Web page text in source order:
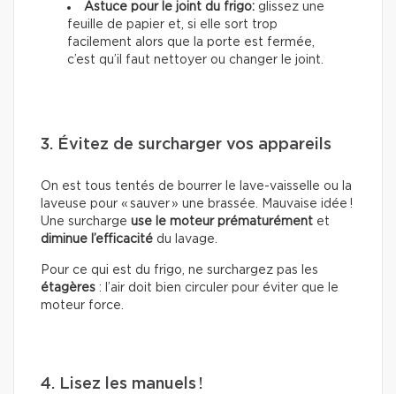
Astuce pour le joint du frigo: glissez une
feuille de papier et, si elle sort trop
facilement alors que la porte est fermée,
c’est qu’il faut nettoyer ou changer le joint.
3. Évitez de surcharger vos appareils
On est tous tentés de bourrer le lave-vaisselle ou la
laveuse pour « sauver » une brassée. Mauvaise idée !
Une surcharge use le moteur prématurément et
diminue l’efficacité du lavage.
Pour ce qui est du frigo, ne surchargez pas les
étagères : l’air doit bien circuler pour éviter que le
moteur force.
4. Lisez les manuels !